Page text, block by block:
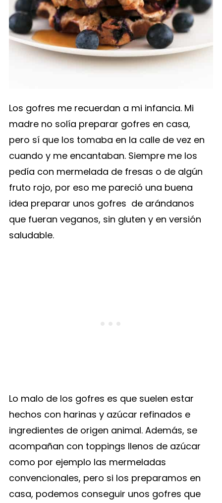
Los gofres me recuerdan a mi infancia. Mi
madre no solía preparar gofres en casa,
pero sí que los tomaba en la calle de vez en
cuando y me encantaban. Siempre me los
pedía con mermelada de fresas o de algún
fruto rojo, por eso me pareció una buena
idea preparar unos gofres de arándanos
que fueran veganos, sin gluten y en versión
saludable.
Lo malo de los gofres es que suelen estar
hechos con harinas y azúcar refinados e
ingredientes de origen animal. Además, se
acompañan con toppings llenos de azúcar
como por ejemplo las mermeladas
convencionales, pero si los preparamos en
casa, podemos conseguir unos gofres que